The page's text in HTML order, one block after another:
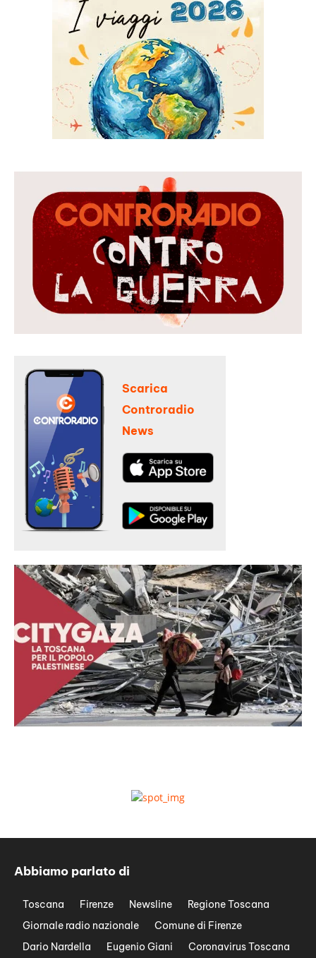
Scarica
Controradio
News
Abbiamo parlato di
Toscana Firenze Newsline
Regione Toscana
Giornale radio nazionale
Comune di Firenze
Dario Nardella
Eugenio Giani
Coronavirus Toscana